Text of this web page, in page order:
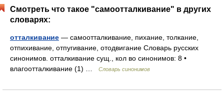
Смотреть что такое "самоотталкивание" в других
словарях:
отталкивание — самоотталкивание, пихание, толкание,
отпихивание, отпугивание, отодвигание Словарь русских
синонимов. отталкивание сущ., кол во синонимов: 8 •
влагоотталкивание (1) …
Словарь синонимов